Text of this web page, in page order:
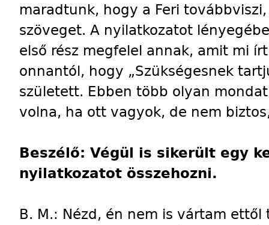
maradtunk, hogy a Feri
szöveget. A nyilatkozatot
első rész megfelel annak, amit mi
onnantól, hogy „Szükségesnek
született. Ebben több olyan
volna, ha ott vagyok, de nem
Beszélő: Végül is sikerült egy
nyilatkozatot összehozni.
B. M.: Nézd, én nem is vártam